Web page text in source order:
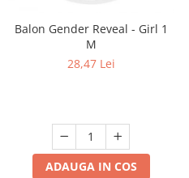
Balon Gender Reveal - Girl 1
M
28,47 Lei
ADAUGA IN COS